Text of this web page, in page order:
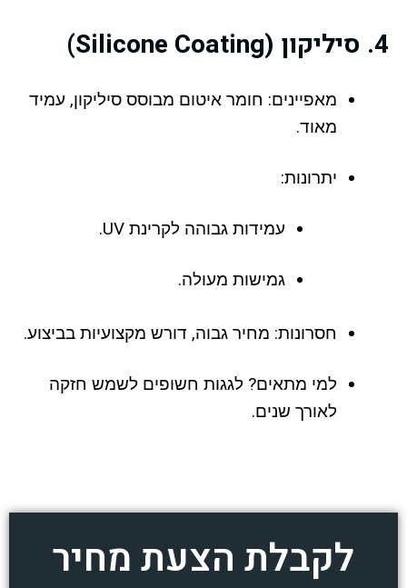
4. סיליקון (Silicone Coating)
מאפיינים: חומר איטום מבוסס סיליקון, עמיד
מאוד.
יתרונות:
עמידות גבוהה לקרינת UV.
גמישות מעולה.
חסרונות: מחיר גבוה, דורש מקצועיות בביצוע.
למי מתאים? לגגות חשופים לשמש חזקה
לאורך שנים.
לקבלת הצעת מחיר